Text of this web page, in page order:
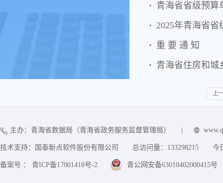
青海省省级预算
2025年青海省
重 要 通 知
上
主办：青海省数据局（青海省政务服务监督管理局）
技术支持：国泰新点软件股份有限公司 总访问量： 133298215 今
备案号 ： 青ICP备17001418号-2 青公网安备63010402000415号